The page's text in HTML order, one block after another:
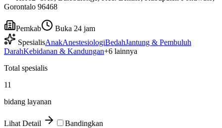
Gorontalo 96468
Pemkab
Buka 24 jam
SpesialisAnakAnestesiologiBedahJantung & Pembuluh
DarahKebidanan & Kandungan+6 lainnya
Total spesialis
11
bidang layanan
Lihat Detail Bandingkan